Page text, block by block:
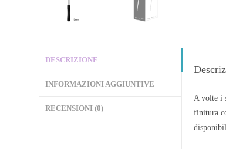
DESCRIZIONE
INFORMAZIONI AGGIUNTIVE
RECENSIONI (0)
A volte i
finitura